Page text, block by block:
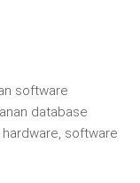
software
database
software